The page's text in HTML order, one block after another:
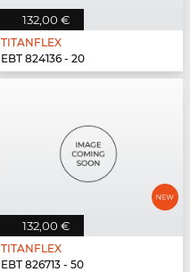
132,00 €
TITANFLEX
EBT 824136 - 20
132,00 €
TITANFLEX
EBT 826713 - 50